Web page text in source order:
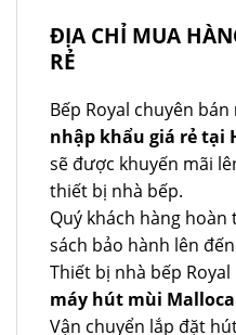
ĐỊA CHỈ MUA
RẺ
Bếp Royal chuyên bán
nhập khẩu giá rẻ tại
sẽ được khuyến mãi
thiết bị nhà bếp.
Quý khách hàng
sách bảo hành lên
Thiết bị nhà bếp Royal
máy hút mùi
Vận chuyển lắp đặt